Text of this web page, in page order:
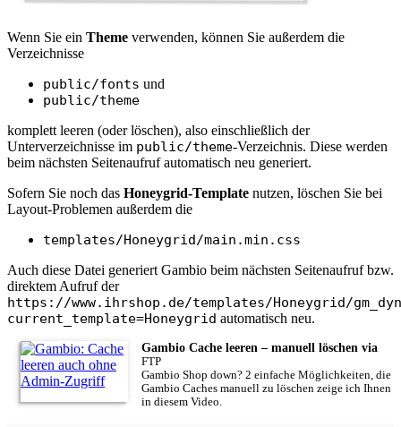
Wenn Sie ein Theme verwenden, können Sie außerdem die
Verzeichnisse
public/fonts und
public/theme
komplett leeren (oder löschen), also einschließlich der
Unterverzeichnisse im public/theme-Verzeichnis. Diese werden
beim nächsten Seitenaufruf automatisch neu generiert.
Sofern Sie noch das Honeygrid-Template nutzen, löschen Sie bei
Layout-Problemen außerdem die
templates/Honeygrid/main.min.css
Auch diese Datei generiert Gambio beim nächsten Seitenaufruf bzw.
direktem Aufruf der
https://www.ihrshop.de/templates/Honeygrid/
current_template=Honeygrid automatisch neu.
Gambio Cache leeren – manuell löschen via
FTP
Gambio Shop down? 2 einfache Möglichkeiten, die
Gambio Caches manuell zu löschen zeige ich Ihnen
in diesem Video.